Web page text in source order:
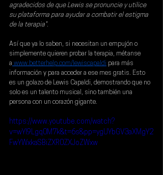
agradecidos de que Lewis se pronuncie y utilice
su plataforma para ayudar a combatir el estigma
de la terapia".
Así que ya lo saben, si necesitan un empujón o
simplemente quieren probar la terapia, métanse
a www.betterhelp.com/lewiscapaldi para más
información y para acceder a ese mes gratis. Esto
es un golazo de Lewis Capaldi, demostrando que no
solo es un talento musical, sino también una
persona con un corazón gigante.
https://www.youtube.com/watch?
v=wYl9Lgq0M7k&t=6s&pp=ygUYbGV3aXMgY2
FwYWxkaSBiZXR0ZXJoZWxw